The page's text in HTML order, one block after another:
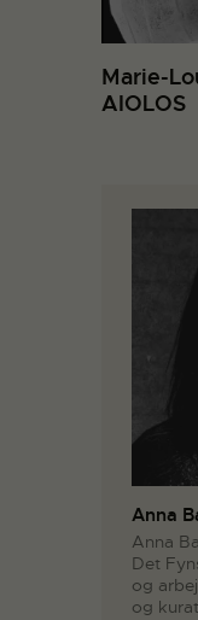
Marie-
AIOLOS
Anna
Anna
Det
og
og